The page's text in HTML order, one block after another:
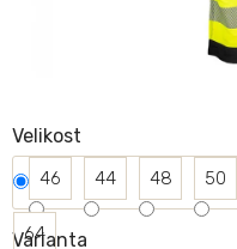
Velikost
46 44 48 50
64
Varianta